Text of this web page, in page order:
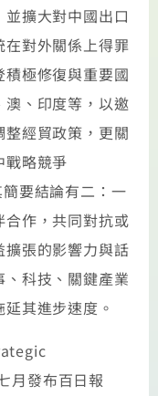
擴大對中國出口
對外關係上得罪
極修復與重要國
、印度等，以邀
經貿政策，更關
戰略競爭
要結論有二：一
作，共同對抗或
張的影響力與話
科技、關鍵產業
其進步速度。
月發布百日報